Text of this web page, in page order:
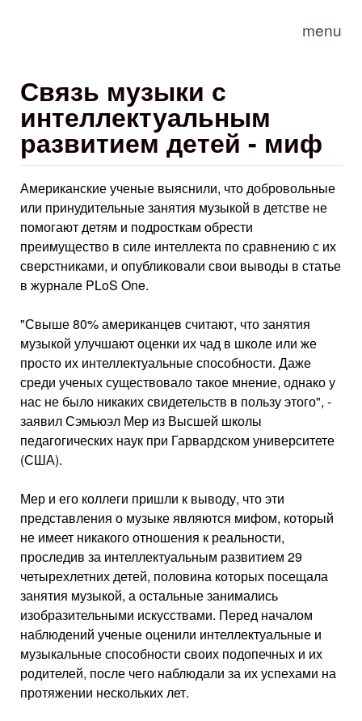
menu
Связь музыки с
интеллектуальным
развитием детей - миф
Американские ученые выяснили, что добровольные
или принудительные занятия музыкой в детстве не
помогают детям и подросткам обрести
преимущество в силе интеллекта по сравнению с их
сверстниками, и опубликовали свои выводы в статье
в журнале PLoS One.
"Свыше 80% американцев считают, что занятия
музыкой улучшают оценки их чад в школе или же
просто их интеллектуальные способности. Даже
среди ученых существовало такое мнение, однако у
нас не было никаких свидетельств в пользу этого", -
заявил Сэмьюэл Мер из Высшей школы
педагогических наук при Гарвардском университете
(США).
Мер и его коллеги пришли к выводу, что эти
представления о музыке являются мифом, который
не имеет никакого отношения к реальности,
проследив за интеллектуальным развитием 29
четырехлетних детей, половина которых посещала
занятия музыкой, а остальные занимались
изобразительными искусствами. Перед началом
наблюдений ученые оценили интеллектуальные и
музыкальные способности своих подопечных и их
родителей, после чего наблюдали за их успехами на
протяжении нескольких лет.